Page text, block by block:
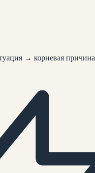
→ корневая причина